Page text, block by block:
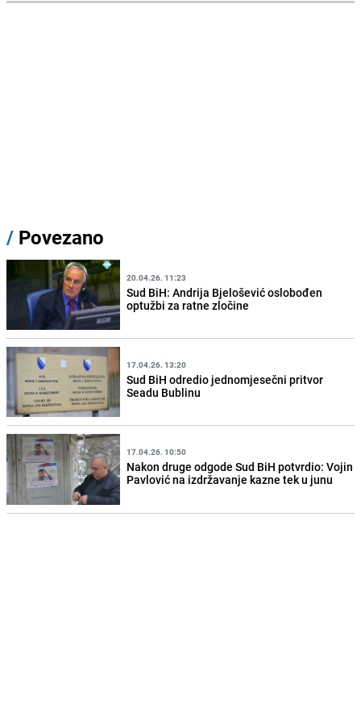
/ Povezano
20.04.26. 11:23
Sud BiH: Andrija Bjelošević oslobođen
optužbi za ratne zločine
17.04.26. 13:20
Sud BiH odredio jednomjesečni pritvor
Seadu Bublinu
17.04.26. 10:50
Nakon druge odgode Sud BiH potvrdio: Vojin
Pavlović na izdržavanje kazne tek u junu